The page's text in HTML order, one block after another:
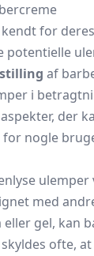
for
potentielle
af
i
der
nogle
med
gel, kan
ofte,